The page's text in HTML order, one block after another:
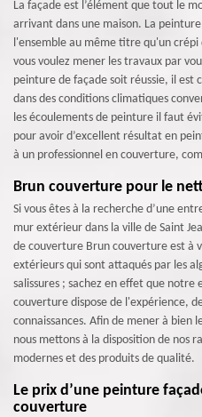
La façade est l’élément que tout le
arrivant dans une maison. La
l'ensemble au même titre qu'un crépi
vous voulez mener les travaux par
peinture de façade soit réussie, il est
dans des conditions climatiques
les écoulements de peinture il faut
pour avoir d’excellent résultat en
à un professionnel en couverture,
Brun couverture pour le
Si vous êtes à la recherche d’une
mur extérieur dans la ville de Saint
de couverture Brun couverture est à
extérieurs qui sont attaqués par les
salissures ; sachez en effet que
couverture dispose de l'expérience,
connaissances. Afin de mener à bien
nous mettons à la disposition de nos
modernes et des produits de qualité.
Le prix d’une peinture
couverture